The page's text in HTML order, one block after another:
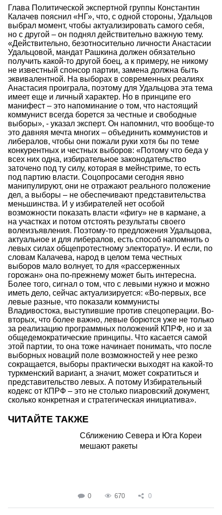
Глава Политической экспертной группы Константин
Калачев пояснил «НГ», что, с одной стороны, Удальцов
выбрал момент, чтобы актуализировать самого себя,
но с другой – он поднял действительно важную тему.
«Действительно, безотносительно личности Анастасии
Удальцовой, мандат Рашкина должен обязательно
получить какой-то другой боец, а к примеру, не никому
не известный спонсор партии, замена должна быть
эквивалентной. На выборах в современных реалиях
Анастасия проиграла, поэтому для Удальцова эта тема
имеет еще и личный характер. Но в принципе его
манифест – это напоминание о том, что настоящий
коммунист всегда борется за честные и свободные
выборы», - указал эксперт. Он напомнил, что вообще-то
это давняя мечта многих – объединить коммунистов и
либералов, чтобы они пожали руки хотя бы по теме
конкурентных и честных выборов: «Потому что беда у
всех них одна, избирательное законодательство
заточено под ту силу, которая в мейнстриме, то есть
под партию власти. Соцопросами сегодня явно
манипулируют, они не отражают реального положение
дел, а выборы – не обеспечивают представительства
меньшинства. И у избирателей нет особой
возможности показать власти «фигу» не в кармане, а
на участках и потом отстоять результаты своего
волеизъявления. Поэтому-то предложения Удальцова,
актуальное и для либералов, есть способ напомнить о
левых силах общепротестному электорату». И если, по
словам Калачева, народ в целом тема честных
выборов мало волнует, то для «рассерженных
горожан» она по-прежнему может быть интересна.
Более того, сигнал о том, что с левыми нужно и можно
иметь дело, сейчас актуализируется: «Во-первых, все
левые разные, что показали коммунисты
Владивостока, выступившие против спецоперации. Во-
вторых, что более важно, левые борются уже не только
за реализацию программных положений КПРФ, но и за
общедемократические принципы. Что касается самой
этой партии, то она тоже начинает понимать, что после
выборных новаций поле возможностей у нее резко
сокращается, выборы практически выходят на какой-то
туркменский вариант, а значит, может сократиться и
представительство левых. А потому Избирательный
кодекс от КПРФ – это не столько пиаровский документ,
сколько конкретная и стратегическая инициатива».
ЧИТАЙТЕ ТАКЖЕ
Сближению Севера и Юга Кореи
мешают ракеты
0 670 0